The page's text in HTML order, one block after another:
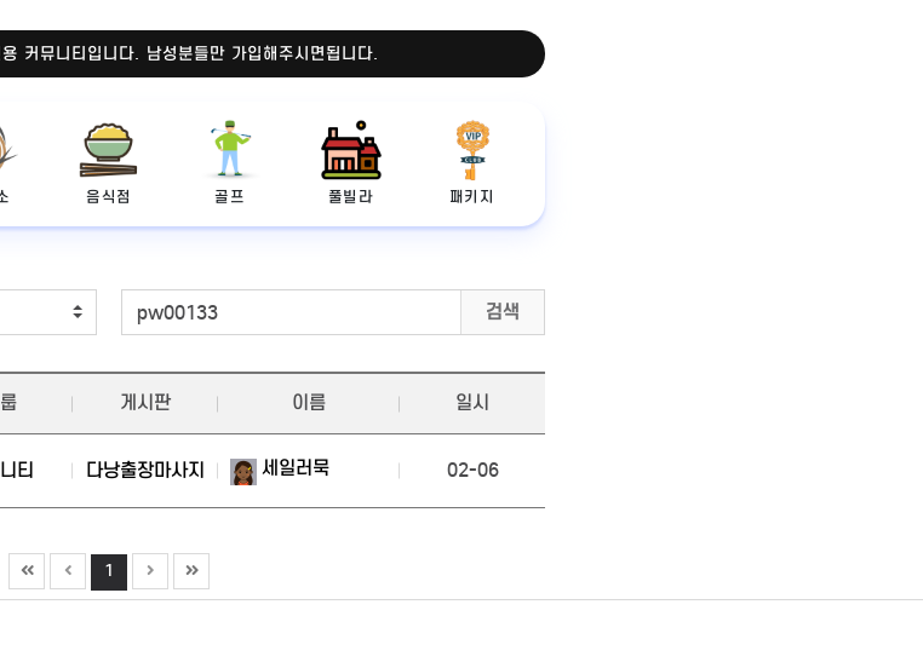
커뮤니티입니다. 남성분들만 가입해주시면됩니다.
음식점 골프 풀빌라 패키지
검색
게시판 이름 일시
티 다낭출장마사지 세일러묵 02-06
1